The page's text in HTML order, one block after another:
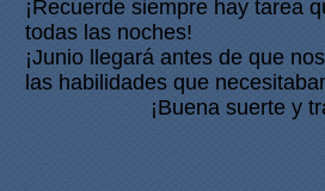
¡Recuerde siempre hay tarea
todas las noches!
¡Junio ​​llegará antes de que
las habilidades que
¡Buena